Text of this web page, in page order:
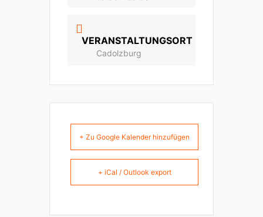
VERANSTALTUNGSORT
Cadolzburg
+ Zu Google Kalender hinzufügen
+ iCal / Outlook export